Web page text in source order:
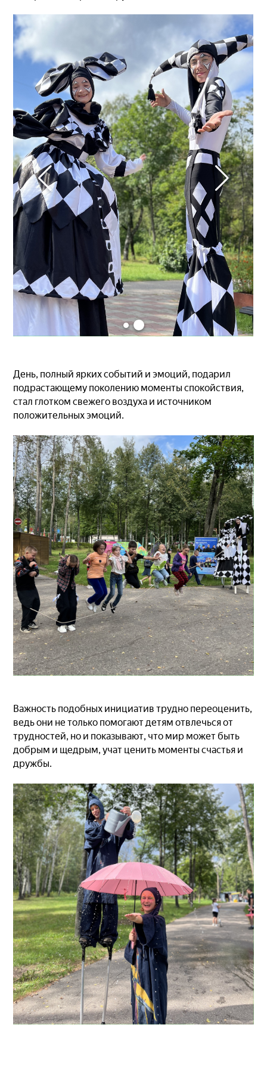
День, полный ярких событий и эмоций, подарил
подрастающему поколению моменты спокойствия,
стал глотком свежего воздуха и источником
положительных эмоций.
Важность подобных инициатив трудно переоценить,
ведь они не только помогают детям отвлечься от
трудностей, но и показывают, что мир может быть
добрым и щедрым, учат ценить моменты счастья и
дружбы.